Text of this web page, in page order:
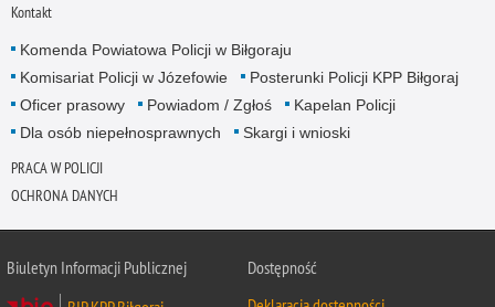
Kontakt
Komenda Powiatowa Policji w Biłgoraju
Komisariat Policji w Józefowie
Posterunki Policji KPP Biłgoraj
Oficer prasowy
Powiadom / Zgłoś
Kapelan Policji
Dla osób niepełnosprawnych
Skargi i wnioski
PRACA W POLICJI
OCHRONA DANYCH
Biuletyn Informacji Publicznej
Dostępność